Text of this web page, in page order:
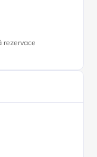
rezervace